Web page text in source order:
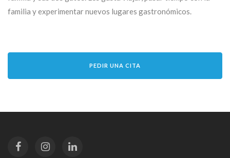
familia y experimentar nuevos lugares gastronómicos.
PEDIR UNA CITA